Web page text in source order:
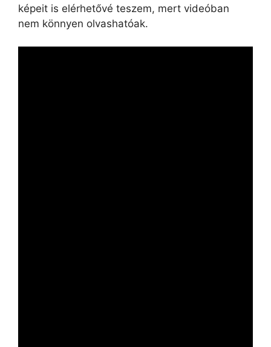
képeit is elérhetővé teszem, mert videóban
nem könnyen olvashatóak.